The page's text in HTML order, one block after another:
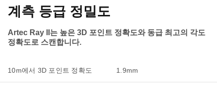
계측 등급 정밀도
Artec Ray II는 높은 3D 포인트 정확도와 동급 최고의 각도
정확도로 스캔합니다.
10m에서 3D 포인트 정확도 1.9mm